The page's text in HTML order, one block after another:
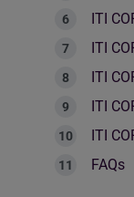
ITI
ITI
ITI
ITI
ITI
FAQs